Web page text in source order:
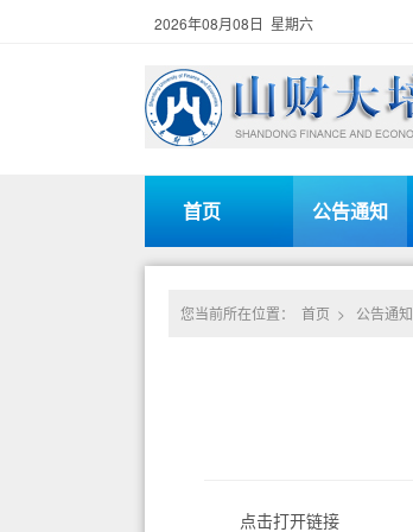
2026年08月08日 星期六
首页 公告通知
您当前所在位置： 首页 > 公告通知
点击打开链接